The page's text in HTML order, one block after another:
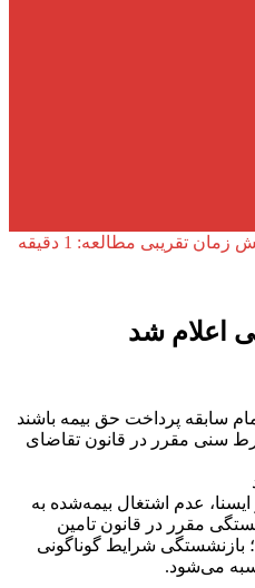
زمان تقریبی مطالعه: 1 دقیقه
اعلام شد
که دارای ۳۵ سال تمام سابقه پرداخت حق بیمه باشند
سنی مقرر در قانون تقاضای
عدم اشتغال بیمه‌شده به
مقرر در قانون تامین
بازنشستگی شرایط گوناگونی
می‌شود.